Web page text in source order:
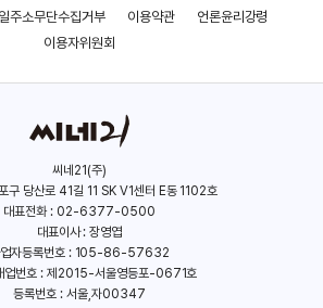
주소무단수집거부 이용약관
언론윤리강령
이용자위원회
씨네21(주)
구 당산로 41길 11 SK V1센터 E동 1102호
대표전화 : 02-6377-0500
대표이사 : 장영엽
자등록번호 : 105-86-57632
업번호 : 제2015-서울영등포-0671호
등록번호 : 서울,자00347